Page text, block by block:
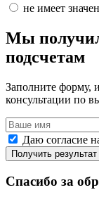
не имеет
Мы
подсчетам
Заполните форму,
консультации по
Даю согласие
Получить результат
Спасибо за